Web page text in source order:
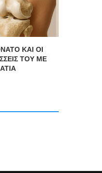
ΚΑΙ ΟΙ
ΤΟΥ ΜΕ